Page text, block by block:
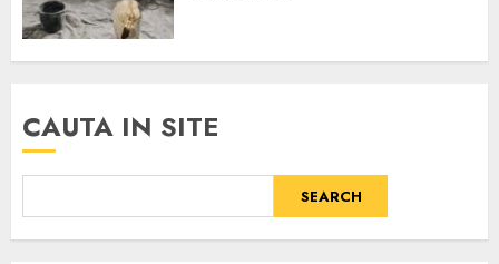
CAUTA IN SITE
SEARCH